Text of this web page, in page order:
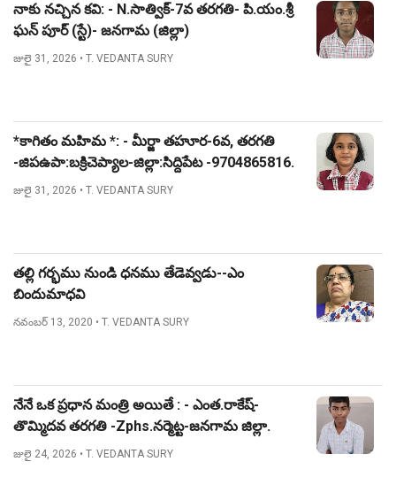
నాకు నచ్చిన కవి: - N.సాత్విక్-7వ తరగతి- పి.యం.శ్రీ
ఘన్ పూర్ (స్టే)- జనగామ (జిల్లా)
జులై 31, 2026 • T. VEDANTA SURY
*కాగితం మహిమ *: - మీర్జా తహూర-6వ, తరగతి
-జిపఉపా:బక్రిచెప్యాల-జిల్లా:సిద్దిపేట -9704865816.
జులై 31, 2026 • T. VEDANTA SURY
తల్లి గర్భము నుండి ధనము తేడెవ్వడు--ఎం
బిందుమాధవి
నవంబర్ 13, 2020 • T. VEDANTA SURY
నేనే ఒక ప్రధాన మంత్రి అయితే : - ఎంత.రాకేష్-
తొమ్మిదవ తరగతి -Zphs.నర్మెట్ట-జనగామ జిల్లా.
జులై 24, 2026 • T. VEDANTA SURY